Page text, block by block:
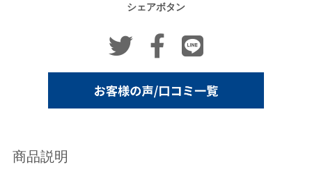
シェアボタン
商品説明